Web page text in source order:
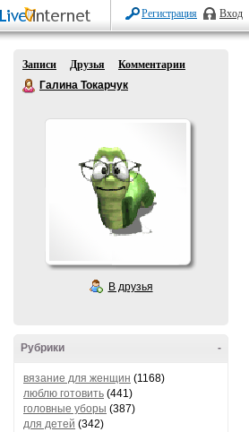
Регистрация Вход
Записи Друзья
Комментарии
Галина Токарчук
В друзья
-
Рубрики
вязание для женщин (1168)
люблю готовить (441)
головные уборы (387)
для детей (342)